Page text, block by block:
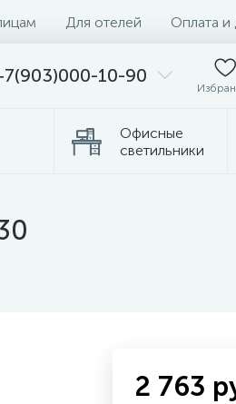
Для отелей Оплата и
10-90
Офисные
светильники
2 763